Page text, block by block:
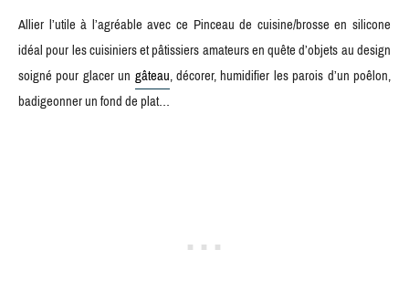
Allier l’utile à l’agréable avec ce Pinceau de cuisine/brosse en silicone
idéal pour les cuisiniers et pâtissiers amateurs en quête d’objets au design
soigné pour glacer un gâteau, décorer, humidifier les parois d’un poêlon,
badigeonner un fond de plat…